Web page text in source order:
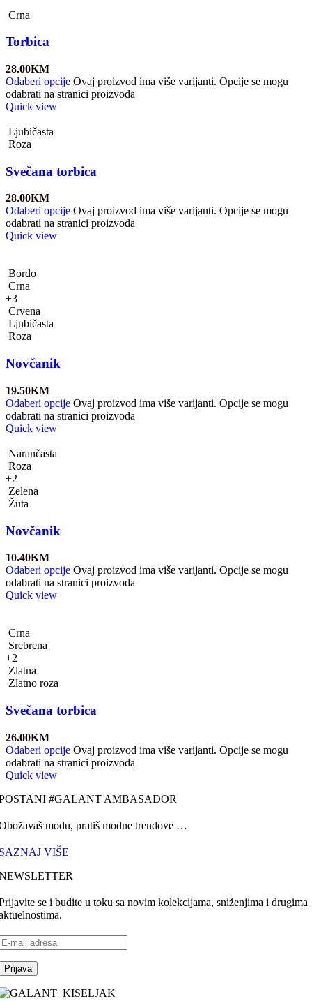
Crna
Torbica
28.00KM
Odaberi opcije Ovaj proizvod ima više varijanti. Opcije se mogu
odabrati na stranici proizvoda
Quick view
Ljubičasta
Roza
Svečana torbica
28.00KM
Odaberi opcije Ovaj proizvod ima više varijanti. Opcije se mogu
odabrati na stranici proizvoda
Quick view
Bordo
Crna
+3
Crvena
Ljubičasta
Roza
Novčanik
19.50KM
Odaberi opcije Ovaj proizvod ima više varijanti. Opcije se mogu
odabrati na stranici proizvoda
Quick view
Narančasta
Roza
+2
Zelena
Žuta
Novčanik
10.40KM
Odaberi opcije Ovaj proizvod ima više varijanti. Opcije se mogu
odabrati na stranici proizvoda
Quick view
Crna
Srebrena
+2
Zlatna
Zlatno roza
Svečana torbica
26.00KM
Odaberi opcije Ovaj proizvod ima više varijanti. Opcije se mogu
odabrati na stranici proizvoda
Quick view
#GALANT AMBASADOR
modu, pratiš modne trendove …
VIŠE
se i budite u toku sa novim kolekcijama, sniženjima i drugima